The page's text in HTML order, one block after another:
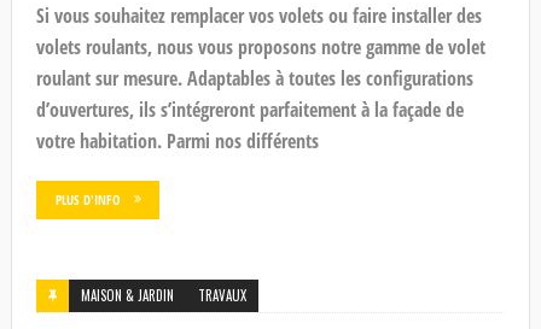
Si vous souhaitez remplacer vos volets ou faire installer des
volets roulants, nous vous proposons notre gamme de volet
roulant sur mesure. Adaptables à toutes les configurations
d’ouvertures, ils s’intégreront parfaitement à la façade de
votre habitation. Parmi nos différents
PLUS D'INFO
MAISON & JARDIN TRAVAUX